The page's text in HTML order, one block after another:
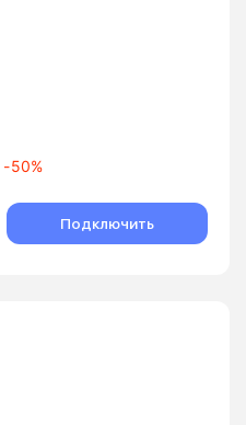
-50%
Подключить